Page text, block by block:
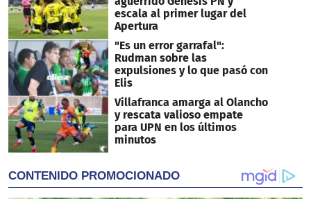
escala al primer lugar del
Apertura
"Es un error garrafal":
Rudman sobre las
expulsiones y lo que pasó con
Elis
Villafranca amarga al Olancho
y rescata valioso empate
para UPN en los últimos
minutos